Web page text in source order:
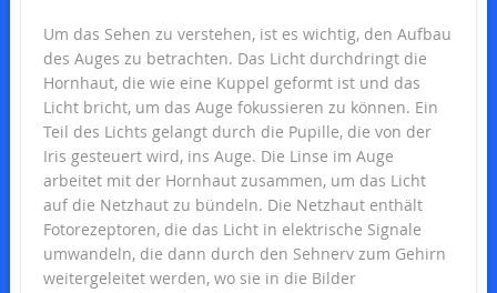
Um das Sehen zu verstehen, ist es wichtig, den Aufbau
des Auges zu betrachten. Das Licht durchdringt die
Hornhaut, die wie eine Kuppel geformt ist und das
Licht bricht, um das Auge fokussieren zu können. Ein
Teil des Lichts gelangt durch die Pupille, die von der
Iris gesteuert wird, ins Auge. Die Linse im Auge
arbeitet mit der Hornhaut zusammen, um das Licht
auf die Netzhaut zu bündeln. Die Netzhaut enthält
Fotorezeptoren, die das Licht in elektrische Signale
umwandeln, die dann durch den Sehnerv zum Gehirn
weitergeleitet werden, wo sie in die Bilder